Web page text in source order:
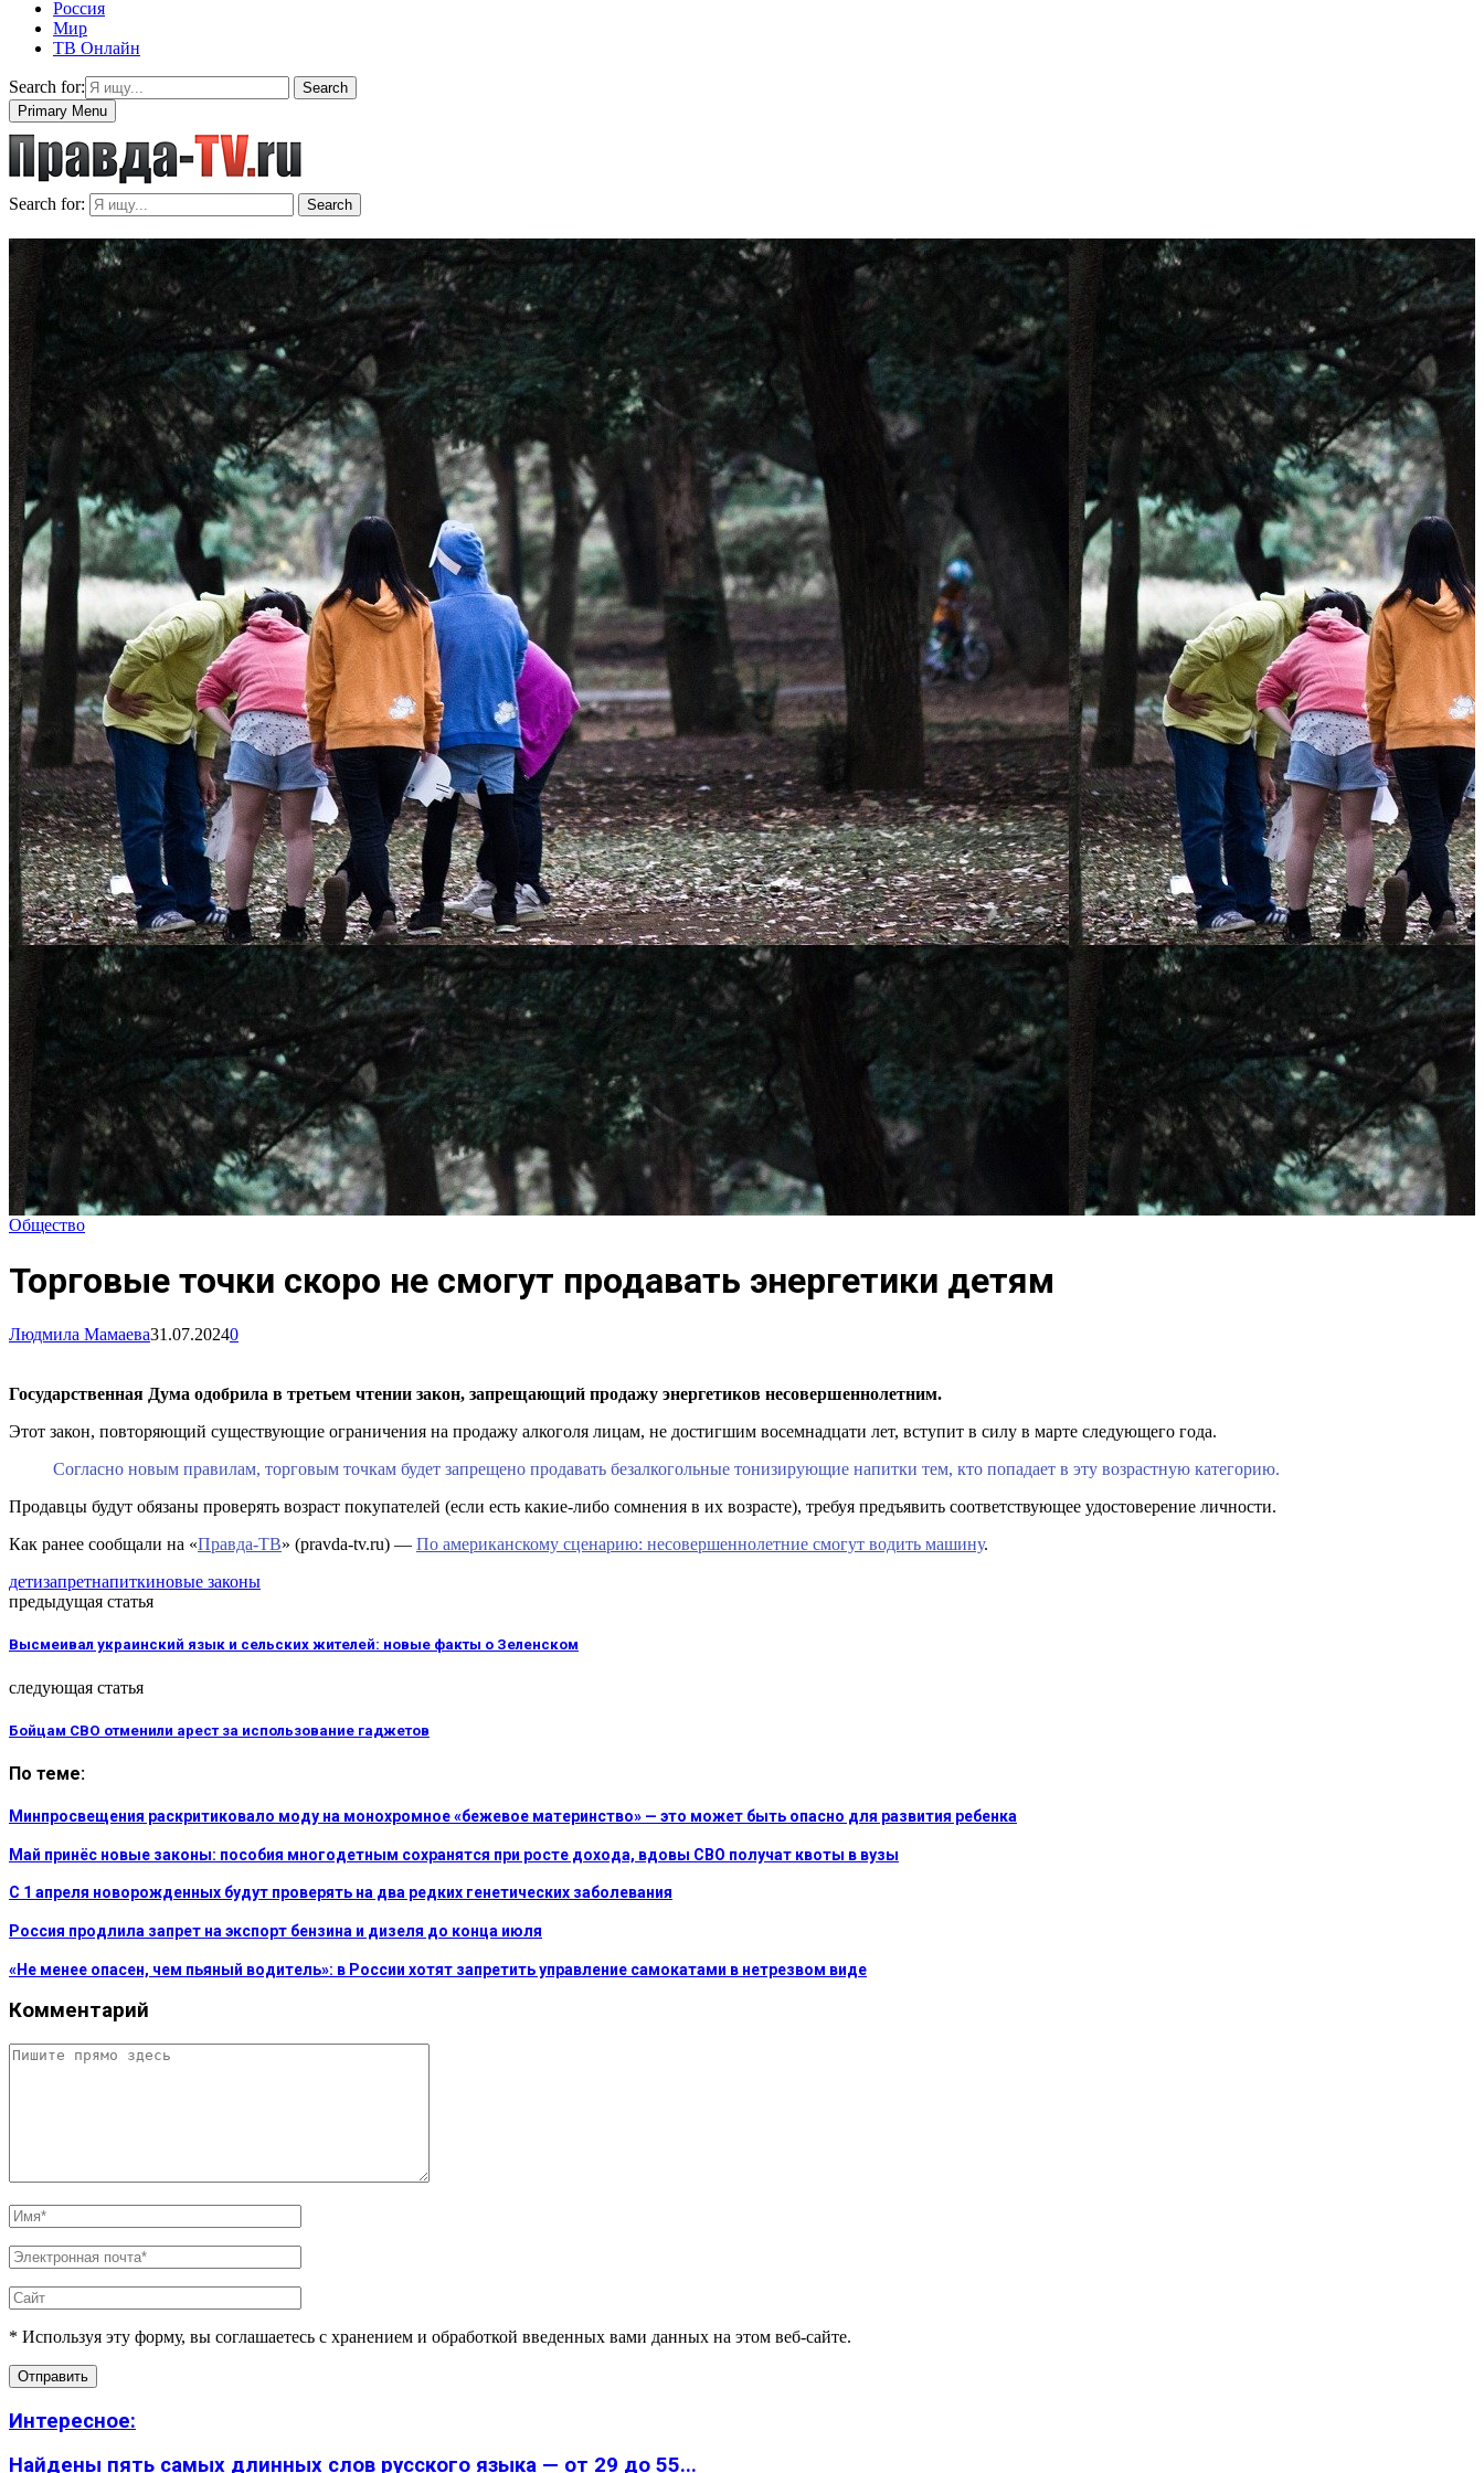
Россия
Мир
ТВ Онлайн
Search for:
Search
Primary Menu
Search for: Search
Общество
Торговые точки скоро не смогут продавать энергетики детям
Людмила Мамаева31.07.20240
Государственная Дума одобрила в третьем чтении закон, запрещающий продажу энергетиков несовершеннолетним.
Этот закон, повторяющий существующие ограничения на продажу алкоголя лицам, не достигшим восемнадцати лет, вступит в силу в марте следующего года.
Согласно новым правилам, торговым точкам будет запрещено продавать безалкогольные тонизирующие напитки тем, кто попадает в эту возрастную категорию.
Продавцы будут обязаны проверять возраст покупателей (если есть какие-либо сомнения в их возрасте), требуя предъявить соответствующее удостоверение личности.
Как ранее сообщали на «Правда-ТВ» (pravda-tv.ru) — По американскому сценарию: несовершеннолетние смогут водить машину.
детизапретнапиткиновые законы
предыдущая статья
Высмеивал украинский язык и сельских жителей: новые факты о Зеленском
следующая статья
Бойцам СВО отменили арест за использование гаджетов
По теме:
Минпросвещения раскритиковало моду на монохромное «бежевое материнство» — это может быть опасно для развития ребенка
Май принёс новые законы: пособия многодетным сохранятся при росте дохода, вдовы СВО получат квоты в вузы
С 1 апреля новорожденных будут проверять на два редких генетических заболевания
Россия продлила запрет на экспорт бензина и дизеля до конца июля
«Не менее опасен, чем пьяный водитель»: в России хотят запретить управление самокатами в нетрезвом виде
Комментарий
* Используя эту форму, вы соглашаетесь с хранением и обработкой введенных вами данных на этом веб-сайте.
Интересное:
Найдены пять самых длинных слов русского языка — от 29 до 55...